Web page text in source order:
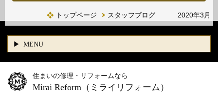
トップページ スタッフブログ 2020年3月
MENU
住まいの修理・リフォームなら
Mirai Reform （ミライリフォーム）